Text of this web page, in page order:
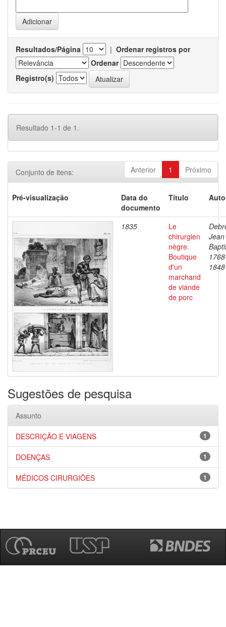
Resultados/Página | Ordenar registros por
Ordenar
Registro(s)
Resultado 1-1 de 1.
Anterior 1 Próximo
Conjunto de itens:
Pré-visualização
Data do
documento
Título
1835
Le
chirurgien
nègre.
Boutique
d'un
marchand
de viande
de porc
Jean
1848
Sugestões de pesquisa
Assunto
1
DESCRIÇÃO E VIAGENS
1
DOENÇAS
1
MÉDICOS CIRURGIÕES